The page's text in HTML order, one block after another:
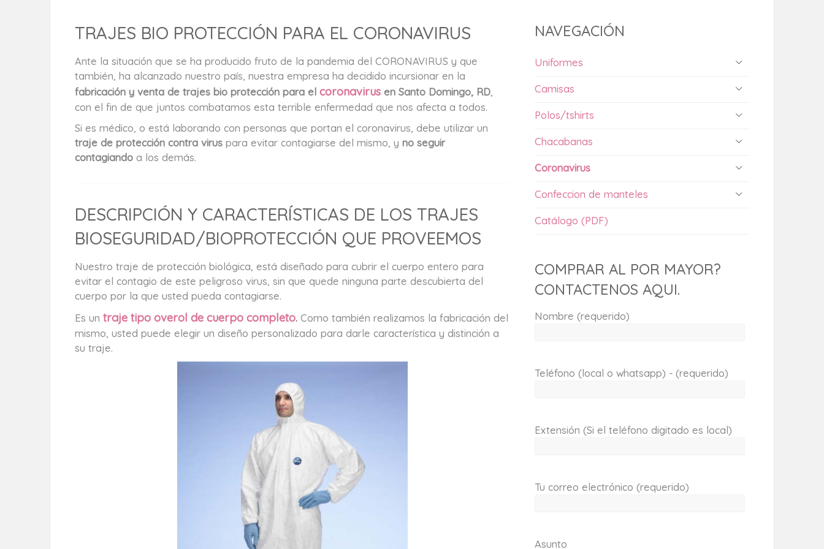
TRAJES BIO PROTECCIÓN PARA EL CORONAVIRUS
Ante la situación que se ha producido fruto de la pandemia del CORONAVIRUS y que
también, ha alcanzado nuestro país, nuestra empresa ha decidido incursionar en la
fabricación y venta de trajes bio protección para el coronavirus en Santo Domingo, RD
con el fin de que juntos combatamos esta terrible enfermedad que nos afecta a todos.
Si es médico, o está laborando con personas que portan el coronavirus, debe utilizar un
traje de protección contra virus para evitar contagiarse del mismo, y no seguir
contagiando a los demás.
DESCRIPCIÓN Y CARACTERÍSTICAS DE LOS TRAJES
BIOSEGURIDAD/BIOPROTECCIÓN QUE PROVEEMOS
Nuestro traje de protección biológica, está diseñado para cubrir el cuerpo entero para
evitar el contagio de este peligroso virus, sin que quede ninguna parte descubierta del
cuerpo por la que usted pueda contagiarse.
Es un traje tipo overol de cuerpo completo. Como también realizamos la fabricación del
mismo, usted puede elegir un diseño personalizado para darle característica y distinción a
su traje.
NAVEGACIÓN
Uniformes
Camisas
Polos/tshirts
Chacabanas
Coronavirus
Confeccion de manteles
Catálogo (PDF)
COMPRAR AL POR MAYOR?
CONTACTENOS AQUI.
Nombre (requerido)
Teléfono (local o whatsapp) - (requerido)
Extensión (Si el teléfono digitado es local)
Tu correo electrónico (requerido)
Asunto